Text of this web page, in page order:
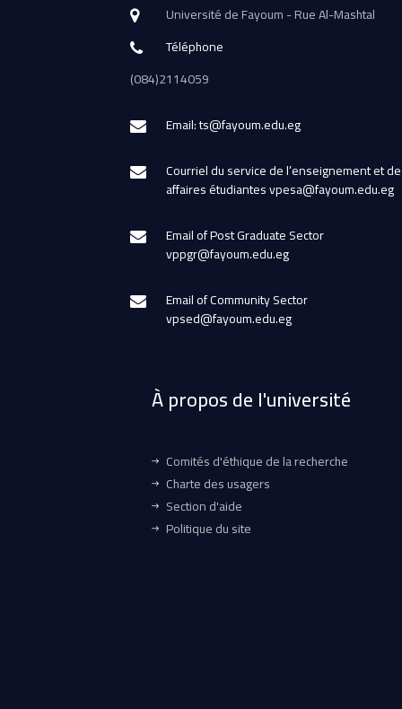
Université de Fayoum - Rue Al-Mashtal
Téléphone
(084)2114059
Email: ts@fayoum.edu.eg
Courriel du service de l’enseignement et
affaires étudiantes vpesa@fayoum.edu.eg
Email of Post Graduate Sector
vppgr@fayoum.edu.eg
Email of Community Sector
vpsed@fayoum.edu.eg
À propos de l'université
Comités d'éthique de la recherche
Charte des usagers
Section d'aide
Politique du site